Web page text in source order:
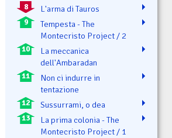
8 L'arma di Tauros
9
Tempesta - The
Montecristo Project / 2
10
La meccanica
dell'Ambaradan
11
Non ci indurre in
tentazione
12 Sussurrami, o dea
13
La prima colonia - The
Montecristo Project / 1